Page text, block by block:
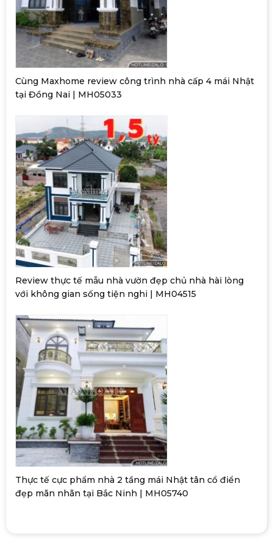
Cùng Maxhome review công trình nhà cấp 4 mái Nhật
tại Đồng Nai | MH05033
Review thực tế mẫu nhà vườn đẹp chủ nhà hài lòng
với không gian sống tiện nghi | MH04515
Thực tế cực phẩm nhà 2 tầng mái Nhật tân cổ điển
đẹp mãn nhãn tại Bắc Ninh | MH05740